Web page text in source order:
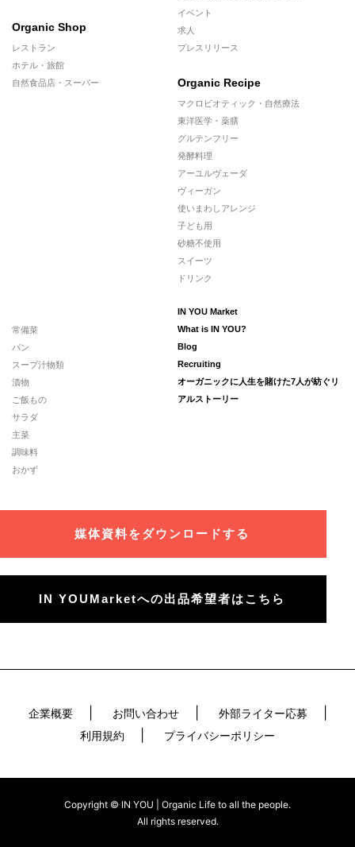
Organic Shop
レストラン
ホテル・旅館
自然食品店・スーパー
イベント
求人
プレスリリース
Organic Recipe
マクロビオティック・自然療法
東洋医学・薬膳
グルテンフリー
発酵料理
アーユルヴェーダ
ヴィーガン
使いまわしアレンジ
子ども用
砂糖不使用
スイーツ
ドリンク
常備菜
パン
スープ汁物類
漬物
ご飯もの
サラダ
主菜
調味料
おかず
IN YOU Market
What is IN YOU?
Blog
Recruiting
オーガニックに人生を賭けた7人が紡ぐリ
アルストーリー
媒体資料をダウンロードする
IN YOUMarketへの出品希望者はこちら
企業概要 お問い合わせ
外部ライター応募
利用規約
プライバシーポリシー
Copyright © IN YOU | Organic Life to all the people.
All rights reserved.